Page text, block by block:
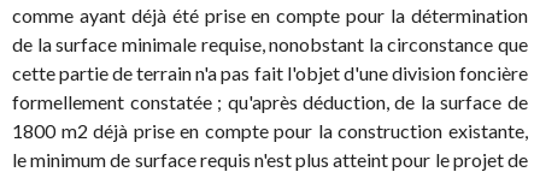
comme ayant déjà été prise en compte pour la détermination
de la surface minimale requise, nonobstant la circonstance que
cette partie de terrain n'a pas fait l'objet d'une division foncière
formellement constatée ; qu'après déduction, de la surface de
1800 m2 déjà prise en compte pour la construction existante,
le minimum de surface requis n'est plus atteint pour le projet de